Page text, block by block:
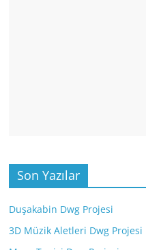
Son Yazılar
Duşakabin Dwg Projesi
3D Müzik Aletleri Dwg Projesi